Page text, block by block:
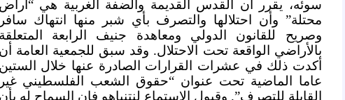
سوئه، يقرر أن القدس القديمة والضفة الغربية هي
محتلة” وأن احتلالها والتصرف بأي شبر منها انتهاك
وصريح للقانون الدولي ومعاهدة جنيف الرابعة
بالأراضي الواقعة تحت الاحتلال. وقد سبق للجمعية العامة
أكدت ذلك في عشرات القرارات الصادرة عنها خلال
عاما الماضية تحت عنوان “حقوق الشعب الفلسطيني
القابلة للتصرف”. وقبول الاستماع لنتنياهو فإن السماح له